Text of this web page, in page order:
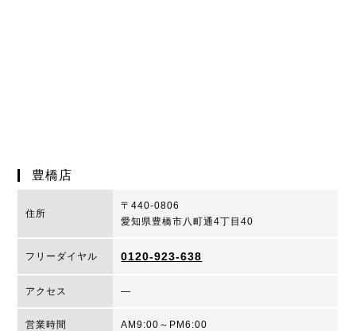
豊橋店
住所
〒440-0806
愛知県豊橋市八町通4丁目40
フリーダイヤル 0120-923-638
アクセス ―
営業時間 AM9:00～PM6:00